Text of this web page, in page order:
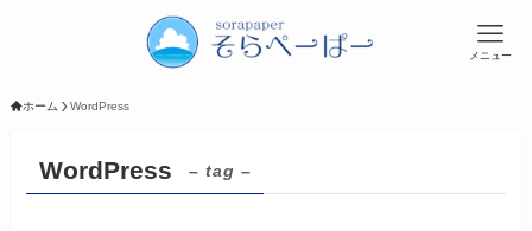
メニュー
ホーム WordPress
WordPress – tag –